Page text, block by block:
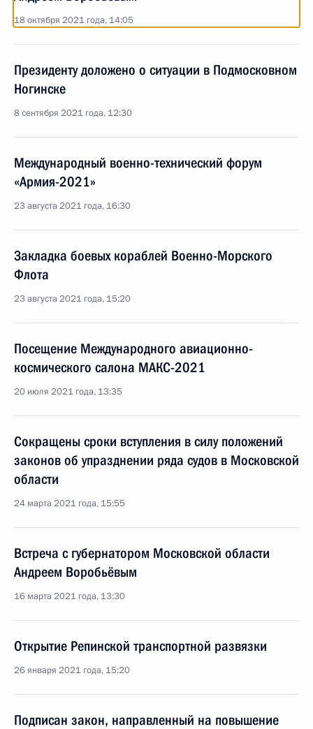
18 октября 2021 года, 14:05
Президенту доложено о ситуации в Подмосковном
Ногинске
8 сентября 2021 года, 12:30
Международный военно-технический форум
«Армия-2021»
23 августа 2021 года, 16:30
Закладка боевых кораблей Военно-Морского
Флота
23 августа 2021 года, 15:20
Посещение Международного авиационно-
космического салона МАКС-2021
20 июля 2021 года, 13:35
Сокращены сроки вступления в силу положений
законов об упразднении ряда судов в Московской
области
24 марта 2021 года, 15:55
Встреча с губернатором Московской области
Андреем Воробьёвым
16 марта 2021 года, 13:30
Открытие Репинской транспортной развязки
26 января 2021 года, 15:20
Подписан закон, направленный на повышение